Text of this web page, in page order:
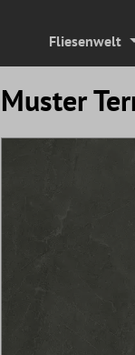
Fliesenwelt
Muster